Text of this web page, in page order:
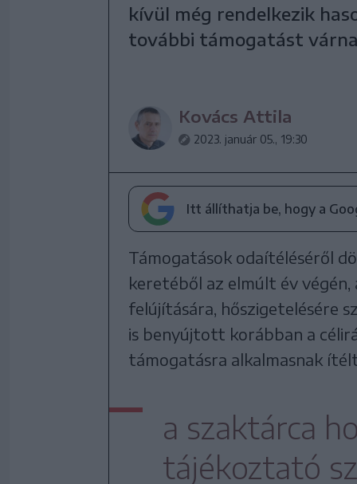
kívül még rendelkezik
további támogatást
Kovács Attila
2023. január 05., 19:30
Itt állíthatja be, hogy a
Támogatások odaítéléséről
keretéből az elmúlt év
felújítására, hőszigetelésére
is benyújtott korábban a
támogatásra alkalmasnak
a szaktárca
tájékoztató